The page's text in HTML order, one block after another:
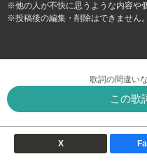
※他の人が不快に思うような内容や
※投稿後の編集・削除はできません。
歌詞の間違い
この歌
X